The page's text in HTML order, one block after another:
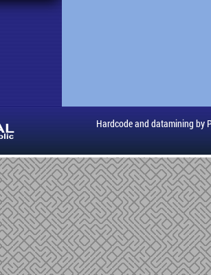
Hardcode and datamining by